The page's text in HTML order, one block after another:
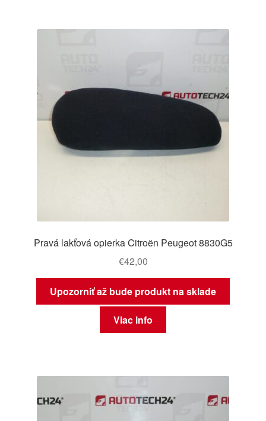
Pravá lakťová opierka Citroën Peugeot 8830G5
€42,00
Upozorniť až bude produkt na sklade
Viac info